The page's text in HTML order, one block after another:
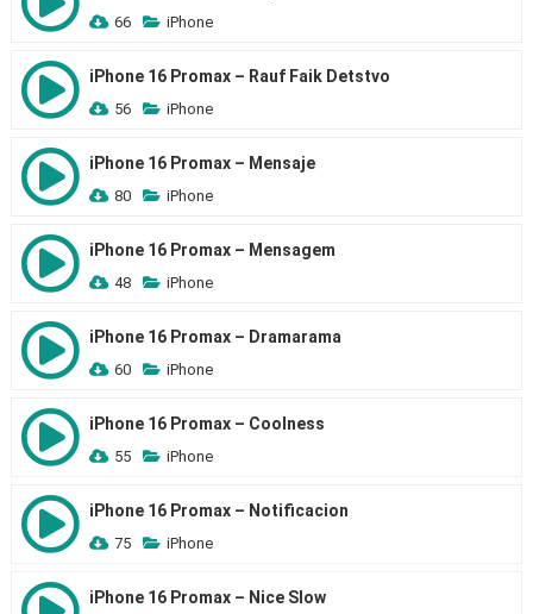
66 iPhone
iPhone 16 Promax – Rauf Faik Detstvo
56 iPhone
iPhone 16 Promax – Mensaje
80 iPhone
iPhone 16 Promax – Mensagem
48 iPhone
iPhone 16 Promax – Dramarama
60 iPhone
iPhone 16 Promax – Coolness
55 iPhone
iPhone 16 Promax – Notificacion
75 iPhone
iPhone 16 Promax – Nice Slow